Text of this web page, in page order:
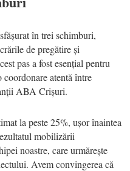
în trei schimburi,
de pregătire și
pas a fost esențial pentru
coordonare atentă între
ABA Crișuri.
la peste 25%, ușor înaintea
mobilizării
noastre, care urmărește
Avem convingerea că